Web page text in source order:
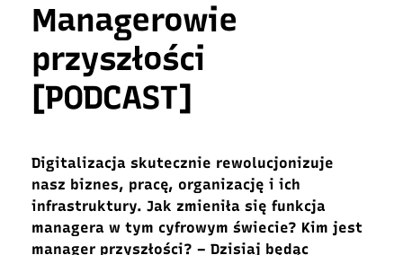
Managerowie
przyszłości
[PODCAST]
Digitalizacja skutecznie rewolucjonizuje
nasz biznes, pracę, organizację i ich
infrastruktury. Jak zmieniła się funkcja
managera w tym cyfrowym świecie? Kim jest
manager przyszłości? – Dzisiaj będąc